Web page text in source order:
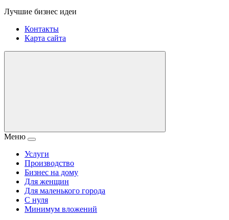
Лучшие бизнес идеи
Контакты
Карта сайта
Меню
Услуги
Производство
Бизнес на дому
Для женщин
Для маленького города
С нуля
Минимум вложений